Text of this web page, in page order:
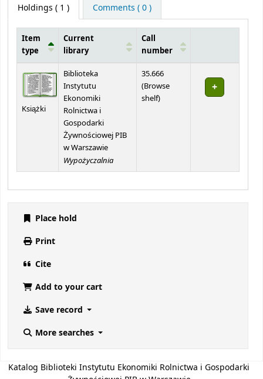
Holdings ( 1 ) Comments ( 0 )
Item
type
Current
library
Call
number
Książki
Biblioteka
Instytutu
Ekonomiki
Rolnictwa i
Gospodarki
Żywnościowej PIB
w Warszawie
Wypożyczalnia
35.666
(Browse
shelf(Opens below)
)
Place hold
Print
Cite
Add to your cart
Save record
More searches
Katalog Biblioteki Instytutu Ekonomiki Rolnictwa i Gospodarki